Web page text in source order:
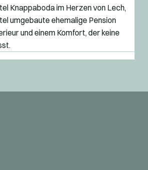
Knappaboda im Herzen von Lech,
umgebaute ehemalige Pension
und einem Komfort, der keine